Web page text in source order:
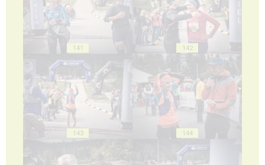
141 142
143 144